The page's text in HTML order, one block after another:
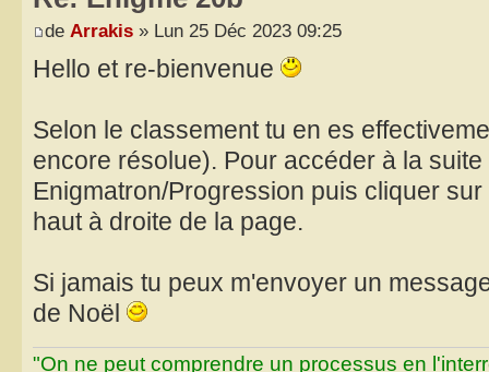
de Arrakis » Lun 25 Déc 2023 09:25
Hello et re-bienvenue
Selon le classement tu en es
encore résolue). Pour accéder à la
Enigmatron/Progression puis cliquer
haut à droite de la page.
Si jamais tu peux m'envoyer un
de Noël
"On ne peut comprendre un processus en